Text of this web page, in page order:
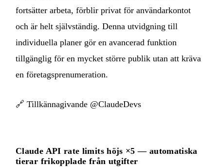
fortsätter arbeta, förblir privat för användarkontot
och är helt självständig. Denna utvidgning till
individuella planer gör en avancerad funktion
tillgänglig för en mycket större publik utan att kräva
en företagsprenumeration.
🔗 Tillkännagivande @ClaudeDevs
Claude API rate limits höjs ×5 — automatiska
tierar frikopplade från utgifter